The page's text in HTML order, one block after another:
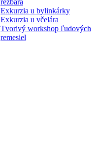
rezbára
Exkurzia u bylinkárky
Exkurzia u včelára
Tvorivý workshop ľudových
remesiel